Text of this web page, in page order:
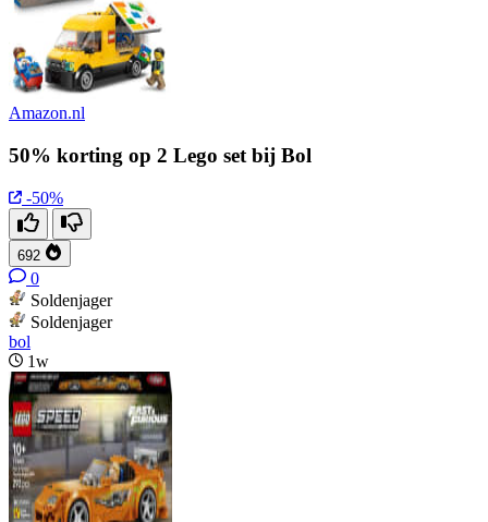
Amazon.nl
50% korting op 2 Lego set bij Bol
-50%
692
0
Soldenjager
Soldenjager
bol
1w